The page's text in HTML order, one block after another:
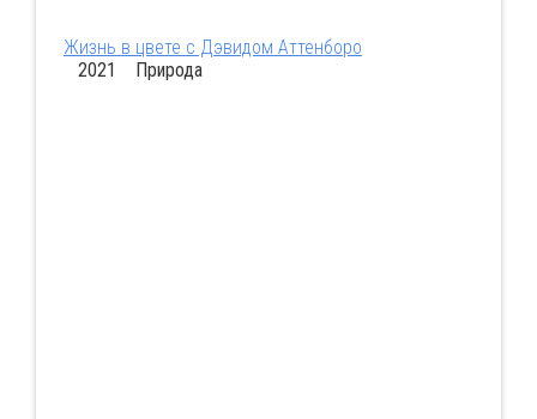
Жизнь в цвете с Дэвидом Аттенборо
2021 Природа